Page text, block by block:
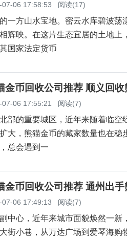
07-06 17:58:53 阅读(17)
一方山水宝地。密云水库碧波荡
辉映。在这片生态宜居的土地上
国家法定货币
金币回收公司推荐 顺义回
07-06 17:55:21 阅读(7)
部的重要城区，近年来随着临空
大，熊猫金币的藏家数量也在稳
总会遇到一
金币回收公司推荐 通州出
07-06 17:49:13 阅读(7)
中心，近年来城市面貌焕然一新
街小巷，从万达广场到爱琴海购